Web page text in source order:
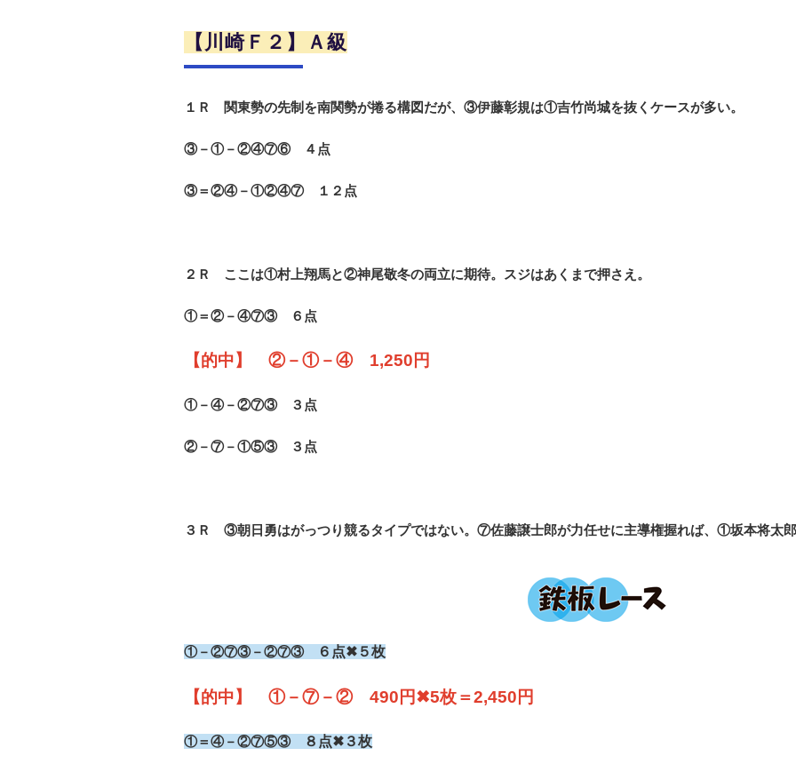
【川崎Ｆ２】Ａ級
１Ｒ 関東勢の先制を南関勢が捲る構図だが、③伊藤彰規は①吉竹尚城を抜くケースが多い。
③－①－②④⑦⑥ ４点
③＝②④－①②④⑦ １２点
２Ｒ ここは①村上翔馬と②神尾敬冬の両立に期待。スジはあくまで押さえ。
①＝②－④⑦③ ６点
【的中】 ②－①－④ 1,250円
①－④－②⑦③ ３点
②－⑦－①⑤③ ３点
３Ｒ ③朝日勇はがっつり競るタイプではない。⑦佐藤譲士郎が力任せに主導権握れば、①坂本将太郎
①－②⑦③－②⑦③ ６点✖５枚
【的中】 ①－⑦－② 490円✖5枚＝2,450円
①＝④－②⑦⑤③ ８点✖３枚